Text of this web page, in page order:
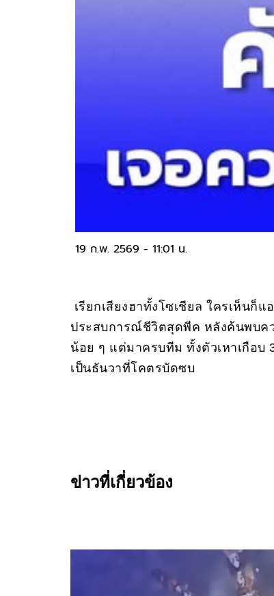
19 ก.พ. 2569 - 11:01 น.
เรียกเสียงฮาทั้งโซเชียล ใครเห็น
ประสบการณ์ชีวิตสุดพีค หลังค้นพบค
น้อย ๆ แต่มาครบทีม ทั้งตัวเหาเกือบ
เป็นธันวาที่โคตรบัดซบ
ข่าวที่เกี่ยวข้อง